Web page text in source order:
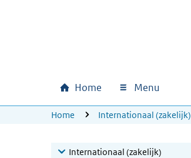
Hoofdnavigatie
Home Menu
U bevindt zich hier:
Home Internationaal (zakelijk)
Internationaal (zakelijk)